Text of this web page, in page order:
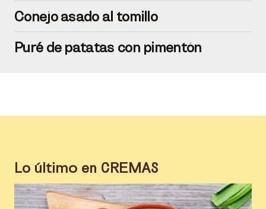
Conejo asado al tomillo
Puré de patatas con pimentón
Lo último en CREMAS